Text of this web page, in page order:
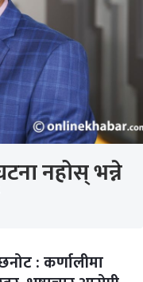
नहोस् भन्ने
: कर्णालीमा